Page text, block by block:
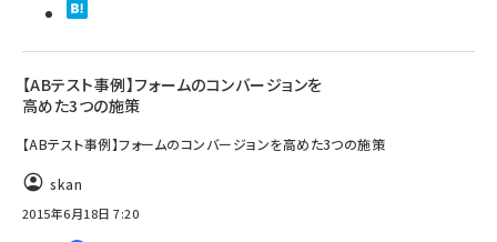
【ABテスト事例】フォームのコンバージョンを
高めた3つの施策
【ABテスト事例】フォームのコンバージョンを高めた3つの施策
skan
2015年6月18日 7:20